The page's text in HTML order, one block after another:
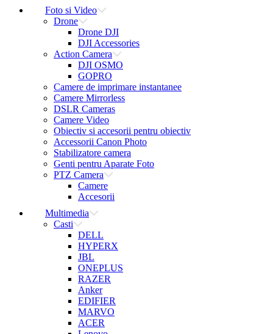
Foto si Video
Drone
Drone DJI
DJI Accessories
Action Camera
DJI OSMO
GOPRO
Camere de imprimare instantanee
Camere Mirrorless
DSLR Cameras
Camere Video
Obiectiv si accesorii pentru obiectiv
Accessorii Canon Photo
Stabilizatore camera
Genti pentru Aparate Foto
PTZ Camera
Camere
Accesorii
Multimedia
Casti
DELL
HYPERX
JBL
ONEPLUS
RAZER
Anker
EDIFIER
MARVO
ACER